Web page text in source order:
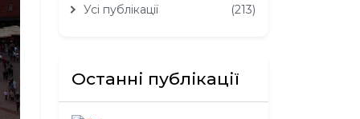
Усі публікації
(213)
Останні публікації